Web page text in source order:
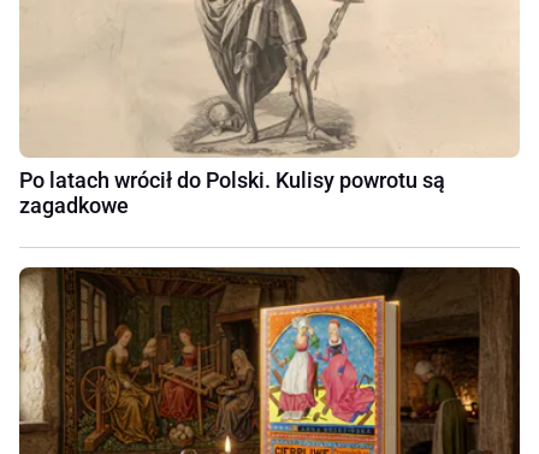
Po latach wrócił do Polski. Kulisy powrotu są
zagadkowe